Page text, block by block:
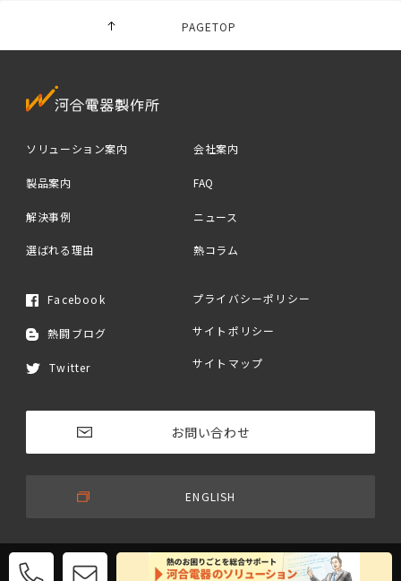
PAGETOP
ソリューション案内
製品案内
解決事例
選ばれる理由
会社案内
FAQ
ニュース
熱コラム
Facebook
熱闘ブログ
Twitter
お問い合わせ
ENGLISH
プライバシーポリシー
サイトポリシー
サイトマップ
© 2017 KAWAI CORPORATION